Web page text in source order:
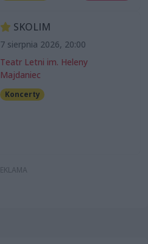
SKOLIM
7 sierpnia 2026, 20:00
Teatr Letni im. Heleny
Majdaniec
Koncerty